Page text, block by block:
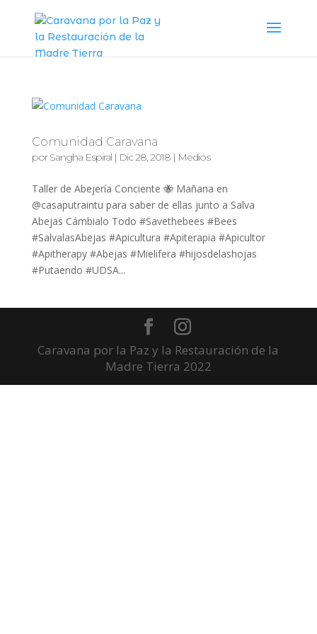
Comunidad Caravana
porSangha Espiral| Dic 28, 2018| Medios
Taller de Abejería Conciente 🐝 Mañana en
@casaputraintu para saber de ellas junto a Salva
Abejas Cámbialo Todo #Savethebees #Bees
#SalvalasAbejas #Apicultura #Apiterapia #Apicultor
#Apitherapy #Abejas #Mielifera #hijosdelashojas
#Putaendo #UDSA...
Caravana por la Paz y la Restauración de la
Madre Tierra 2022